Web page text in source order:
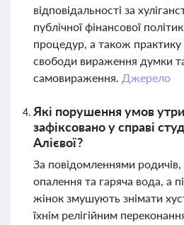
відповідальності за
публічної фінансової
процедур, а також
свободи вираження думки
самовираження. Джерело
Які порушення умов
зафіксовано у справі
Алієвої?
За повідомленнями родичів,
опалення та гаряча вода, а
жінок змушують знімати
їхнім релігійним